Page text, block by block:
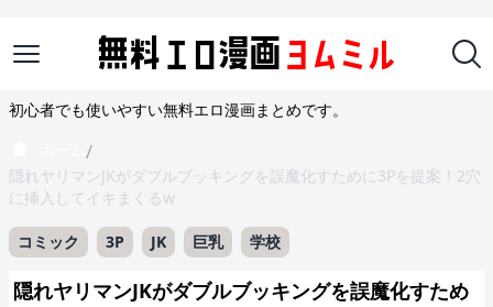
初心者でも使いやすい無料エロ漫画まとめです。
/
隠れヤリマンJKがダブルブッキングを誤魔化すために3Pを提案！2穴
に挿入してイキまくるw
コミック 3P JK 巨乳 学校
隠れヤリマンJKがダブルブッキングを誤魔化すため